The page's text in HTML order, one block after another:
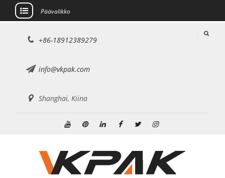
sisältöön
Päävalikko
+86-18912389279
info@vkpak.com
Shanghai, Kiina